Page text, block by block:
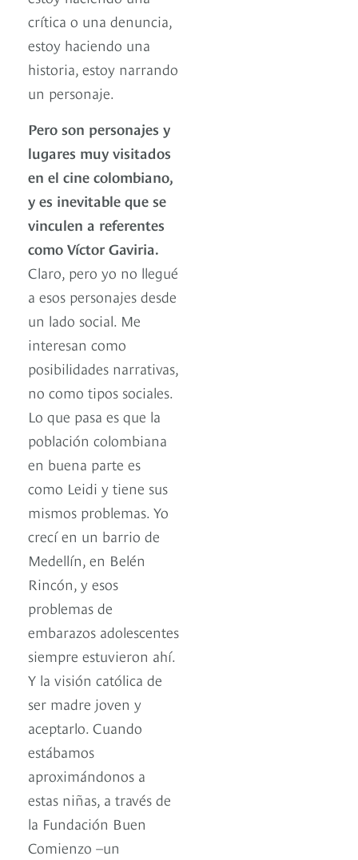
crítica o una denuncia,
estoy haciendo una
historia, estoy narrando
un personaje.
Pero son personajes y
lugares muy visitados
en el cine colombiano,
y es inevitable que se
vinculen a referentes
como Víctor Gaviria.
Claro, pero yo no llegué
a esos personajes desde
un lado social. Me
interesan como
posibilidades narrativas,
no como tipos sociales.
Lo que pasa es que la
población colombiana
en buena parte es
como Leidi y tiene sus
mismos problemas. Yo
crecí en un barrio de
Medellín, en Belén
Rincón, y esos
problemas de
embarazos adolescentes
siempre estuvieron ahí.
Y la visión católica de
ser madre joven y
aceptarlo. Cuando
estábamos
aproximándonos a
estas niñas, a través de
la Fundación Buen
Comienzo –un